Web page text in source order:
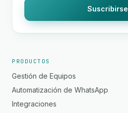
Suscribirse
PRODUCTOS
Gestión de Equipos
Automatización de WhatsApp
Integraciones